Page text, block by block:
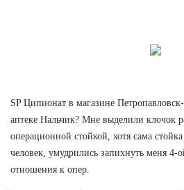
SP Ципионат в магазине
аптеке Нальчик? Мне выделили клочок
операционной стойкой, хотя сама
человек, умудрились запихнуть меня 4-
отношения к опер.